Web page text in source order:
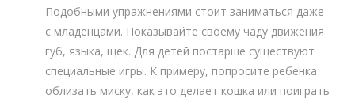
Подобными упражнениями стоит заниматься даже
с младенцами. Показывайте своему чаду движения
губ, языка, щек. Для детей постарше существуют
специальные игры. К примеру, попросите ребенка
облизать миску, как это делает кошка или поиграть